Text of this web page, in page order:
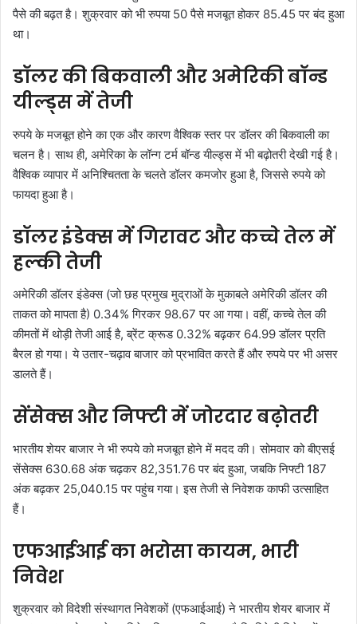
पैसे की बढ़त है। शुक्रवार को भी रुपया 50 पैसे मजबूत होकर 85.45 पर बंद हुआ
था।
डॉलर की बिकवाली और अमेरिकी बॉन्ड
यील्ड्स में तेजी
रुपये के मजबूत होने का एक और कारण वैश्विक स्तर पर डॉलर की बिकवाली का
चलन है। साथ ही, अमेरिका के लॉन्ग टर्म बॉन्ड यील्ड्स में भी बढ़ोतरी देखी गई है।
वैश्विक व्यापार में अनिश्चितता के चलते डॉलर कमजोर हुआ है, जिससे रुपये को
फायदा हुआ है।
डॉलर इंडेक्स में गिरावट और कच्चे तेल में
हल्की तेजी
अमेरिकी डॉलर इंडेक्स (जो छह प्रमुख मुद्राओं के मुकाबले अमेरिकी डॉलर की
ताकत को मापता है) 0.34% गिरकर 98.67 पर आ गया। वहीं, कच्चे तेल की
कीमतों में थोड़ी तेजी आई है, ब्रेंट क्रूड 0.32% बढ़कर 64.99 डॉलर प्रति
बैरल हो गया। ये उतार-चढ़ाव बाजार को प्रभावित करते हैं और रुपये पर भी असर
डालते हैं।
सेंसेक्स और निफ्टी में जोरदार बढ़ोतरी
भारतीय शेयर बाजार ने भी रुपये को मजबूत होने में मदद की। सोमवार को बीएसई
सेंसेक्स 630.68 अंक चढ़कर 82,351.76 पर बंद हुआ, जबकि निफ्टी 187
अंक बढ़कर 25,040.15 पर पहुंच गया। इस तेजी से निवेशक काफी उत्साहित
हैं।
एफआईआई का भरोसा कायम, भारी
निवेश
शुक्रवार को विदेशी संस्थागत निवेशकों (एफआईआई) ने भारतीय शेयर बाजार में